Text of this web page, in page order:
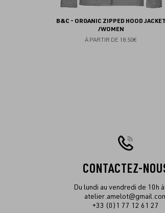
B&C - ORGANIC ZIPPED HOOD JACKET
/WOMEN
À PARTIR DE 18.50€
CONTACTEZ-
Du lundi au vendredi de 10h
+33 (0)1 77 12 61 27